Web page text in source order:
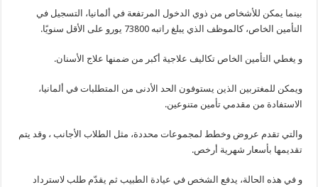
بينما يمكن للأشخاص من ذوي الدخول المرتفعة في ألمانيا، التسجيل في
التأمين الخاص، كالموظف الذي يبلغ راتبه 73800 يورو على الأقل سنويًا.
و يغطي التأمين الخاص تكاليف علاجية أكبر من ضمنها علاج الأسنان.
ويمكن للمغتربين الذين يستوفون الحد الأدنى من المتطلبات في ألمانيا،
الاستفادة من مقدمي تأمين متنوعين.
والتي تقدم عروض وخطط لمجموعات محددة، مثل الطلاب الأجانب ، وقد يتم
تقديمها بأسعار شهرية أرخص.
و في هذه الحالة، يدفع الشخص في عيادة الطبيب ثم يقدّم طلب لاسترداد